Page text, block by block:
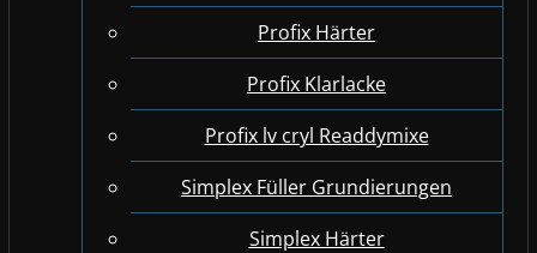
Profix Härter
Profix Klarlacke
Profix lv cryl Readdymixe
Simplex Füller Grundierungen
Simplex Härter